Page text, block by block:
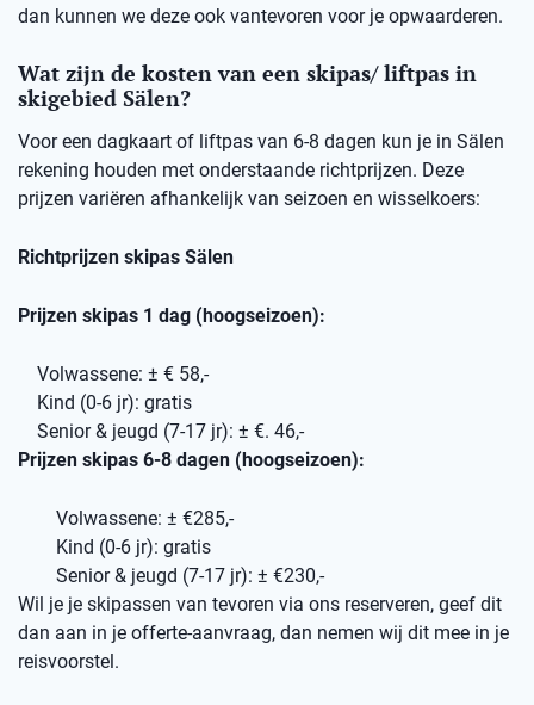
dan kunnen we deze ook vantevoren voor je opwaarderen.
Wat zijn de kosten van een skipas/ liftpas in
skigebied Sälen?
Voor een dagkaart of liftpas van 6-8 dagen kun je in Sälen
rekening houden met onderstaande richtprijzen. Deze
prijzen variëren afhankelijk van seizoen en wisselkoers:
Richtprijzen skipas Sälen
Prijzen skipas 1 dag (hoogseizoen):
Volwassene: ± € 58,-
Kind (0-6 jr): gratis
Senior & jeugd (7-17 jr): ± €. 46,-
Prijzen skipas 6-8 dagen (hoogseizoen):
Volwassene: ± €285,-
Kind (0-6 jr): gratis
Senior & jeugd (7-17 jr): ± €230,-
Wil je je skipassen van tevoren via ons reserveren, geef dit
dan aan in je offerte-aanvraag, dan nemen wij dit mee in je
reisvoorstel.